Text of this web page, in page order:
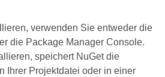
verwenden Sie entweder die
die Package Manager Console.
speichert NuGet die
Ihrer Projektdatei oder in einer